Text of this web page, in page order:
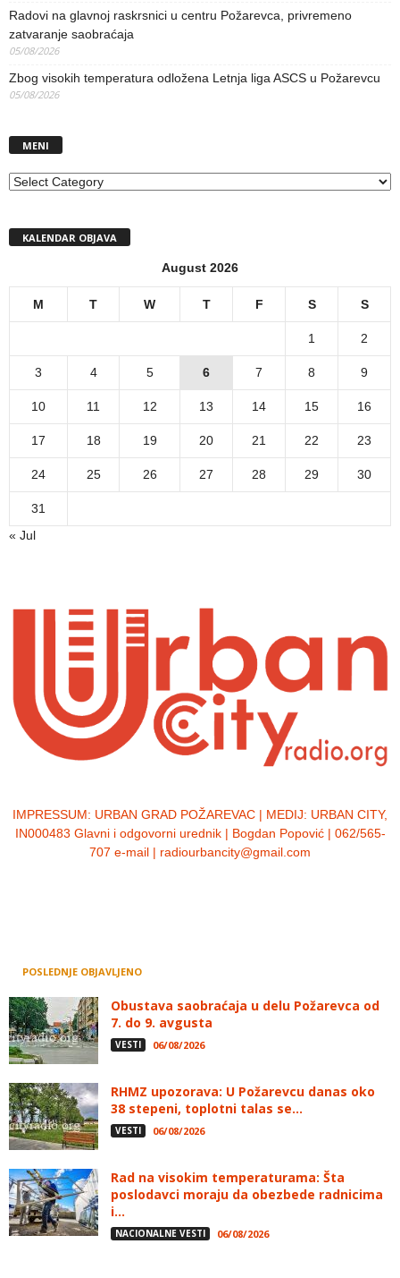
Radovi na glavnoj raskrsnici u centru Požarevca, privremeno
zatvaranje saobraćaja
05/08/2026
Zbog visokih temperatura odložena Letnja liga ASCS u Požarevcu
05/08/2026
MENI
MENI
KALENDAR OBJAVA
August 2026
M T W T F S S
1 2
3 4 5 6 7 8 9
10 11 12 13 14 15 16
17 18 19 20 21 22 23
24 25 26 27 28 29 30
31
« Jul
IMPRESSUM: URBAN GRAD POŽAREVAC | MEDIJ: URBAN CITY,
IN000483 Glavni i odgovorni urednik | Bogdan Popović | 062/565-
707 e-mail | radiourbancity@gmail.com
POSLEDNJE OBJAVLJENO
Obustava saobraćaja u delu Požarevca od
7. do 9. avgusta
VESTI 06/08/2026
RHMZ upozorava: U Požarevcu danas oko
38 stepeni, toplotni talas se...
VESTI 06/08/2026
Rad na visokim temperaturama: Šta
poslodavci moraju da obezbede radnicima
i...
NACIONALNE VESTI 06/08/2026